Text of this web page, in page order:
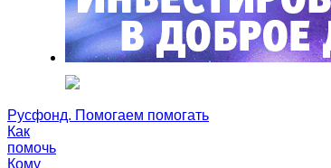
Русфонд. Помогаем помогать
Как
помочь
Кому